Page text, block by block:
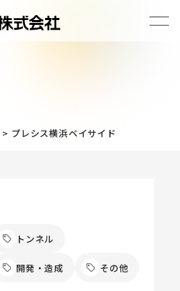
> プレシス横浜ベイサイド
トンネル
開発・造成 その他